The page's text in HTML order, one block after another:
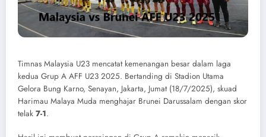
Timnas Malaysia U23 mencatat kemenangan besar dalam laga
kedua Grup A AFF U23 2025. Bertanding di Stadion Utama
Gelora Bung Karno, Senayan, Jakarta, Jumat (18/7/2025), skuad
Harimau Malaya Muda menghajar Brunei Darussalam dengan skor
telak 7-1.